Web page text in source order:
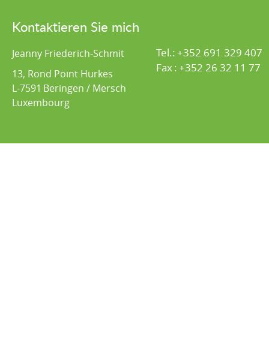
Kontaktieren Sie mich
Jeanny Friederich-Schmit
13, Rond Point Hurkes
L-7591 Beringen / Mersch
Luxembourg
Tel.:+352 691 329 407
Fax:+352 26 32 11 77